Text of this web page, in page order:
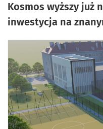
Kosmos wyższy już
inwestycja na